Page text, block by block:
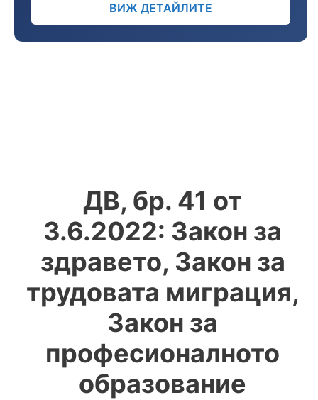
ДВ, бр. 41 от
3.6.2022: Закон за
здравето, Закон за
трудовата миграция,
Закон за
професионалното
образование
ВИЖ ДЕТАЙЛИТЕ